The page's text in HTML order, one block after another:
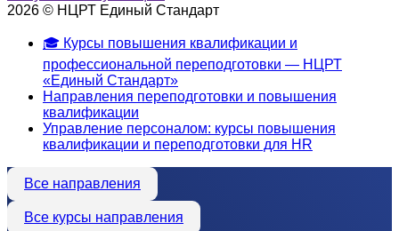
2026 © НЦРТ Единый Стандарт
🎓 Курсы повышения квалификации и
профессиональной переподготовки — НЦРТ
«Единый Стандарт»
Направления переподготовки и повышения
квалификации
Управление персоналом: курсы повышения
квалификации и переподготовки для HR
Все направления
Все курсы направления